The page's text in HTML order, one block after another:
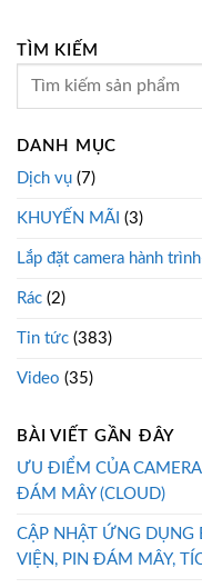
TÌM KIẾM
DANH MỤC
Dịch vụ (7)
KHUYẾN MÃI (3)
Lắp đặt camera hành
Rác (2)
Tin tức (383)
Video (35)
BÀI VIẾT GẦN ĐÂY
ƯU ĐIỂM CỦA
ĐÁM MÂY (CLOUD)
CẬP NHẬT ỨNG DỤNG
VIỆN, PIN ĐÁM MÂY,